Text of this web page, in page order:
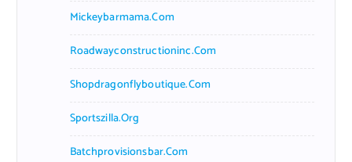
Mickeybarmama.com
Roadwayconstructioninc.com
Shopdragonflyboutique.com
Sportszilla.org
Batchprovisionsbar.com